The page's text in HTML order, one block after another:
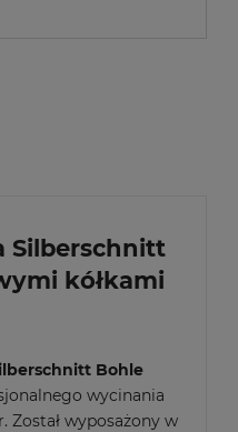
Silberschnitt
kółkami
Bohle
wycinania
Został wyposażony w